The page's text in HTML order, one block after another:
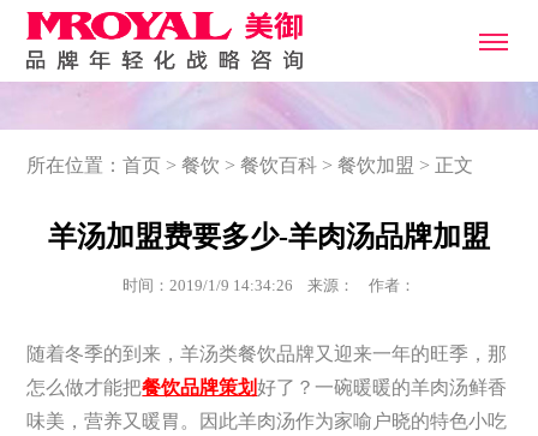
所在位置：首页 >餐饮 >餐饮百科 >餐饮加盟 > 正文
羊汤加盟费要多少-羊肉汤品牌加盟
时间：2019/1/9 14:34:26 来源： 作者：
随着冬季的到来，羊汤类餐饮品牌又迎来一年的旺季，那
怎么做才能把餐饮品牌策划好了？一碗暖暖的羊肉汤鲜香
味美，营养又暖胃。因此羊肉汤作为家喻户晓的特色小吃